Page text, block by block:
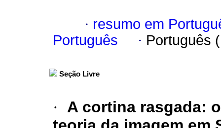
· resumo em
Português
· Português
Seção Livre
· A cortina rasgada: